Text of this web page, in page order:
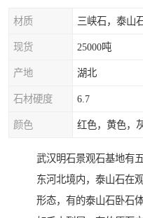
材质 三峡石，泰山
现货 25000吨
产地 湖北
石材硬度 6.7
颜色 红色，黄色，
武汉明石景观石基地有
东河北境内，泰山石在
形态，有的泰山石卧石